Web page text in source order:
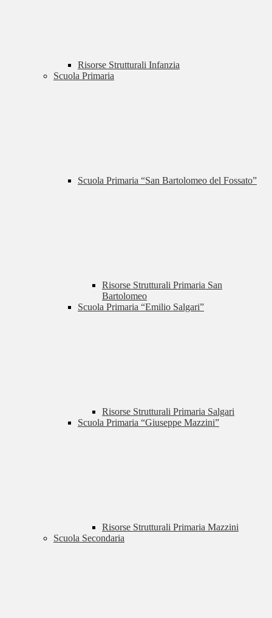
Risorse Strutturali Infanzia
Scuola Primaria
Scuola Primaria “San Bartolomeo del Fossato”
Risorse Strutturali Primaria San
Bartolomeo
Scuola Primaria “Emilio Salgari”
Risorse Strutturali Primaria Salgari
Scuola Primaria “Giuseppe Mazzini”
Risorse Strutturali Primaria Mazzini
Scuola Secondaria